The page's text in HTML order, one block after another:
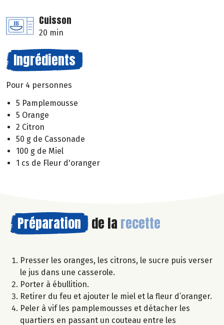
Cuisson
20 min
Ingrédients
Pour 4 personnes
5 Pamplemousse
5 Orange
2 Citron
50 g de Cassonade
100 g de Miel
1 cs de Fleur d'oranger
Préparation de la recette
Presser les oranges, les citrons, le sucre puis verser
le jus dans une casserole.
Porter à ébullition.
Retirer du feu et ajouter le miel et la fleur d’oranger.
Peler à vif les pamplemousses et détacher les
quartiers en passant un couteau entre les